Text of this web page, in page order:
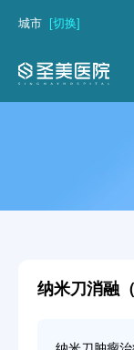
城市 [切换]
纳米刀消融